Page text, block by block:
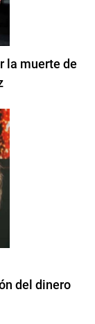
la muerte de
del dinero